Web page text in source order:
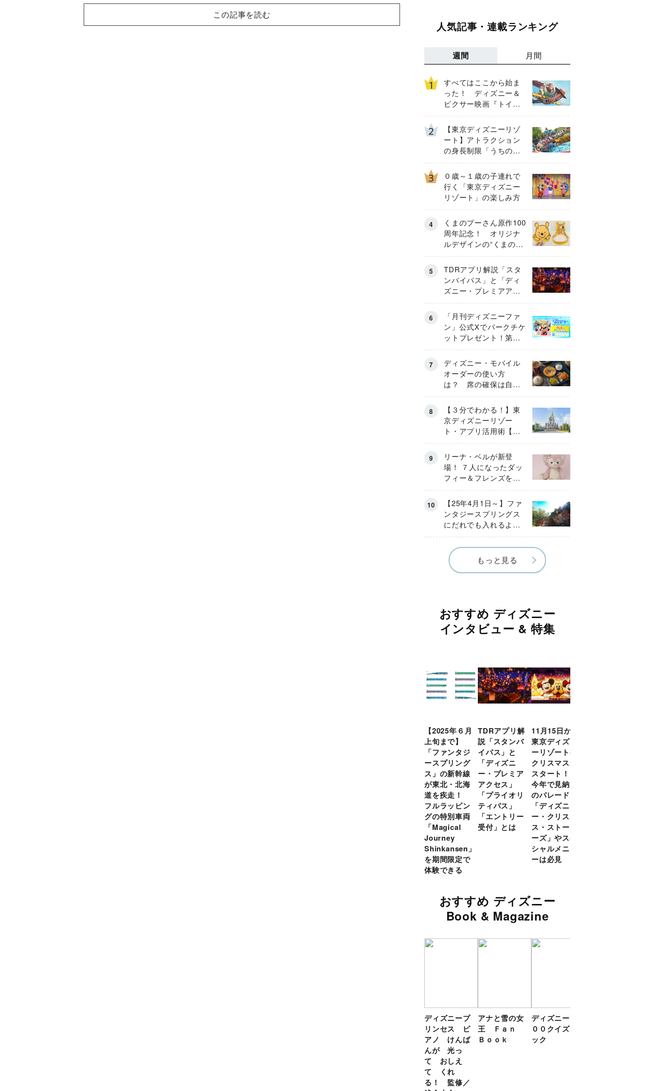
この記事を読む
人気記事・連載ランキング
週間 月間
すべてはここから始ま
った！ ディズニー＆
ピクサー映画『トイ・
ストーリー』の主要キ
ャラクターを紹介
【東京ディズニーリゾ
ート】アトラクション
の身長制限「うちの
子、乗れる？」【81、
90、102、117㎝以上】
０歳～１歳の子連れで
行く「東京ディズニー
リゾート」の楽しみ方
くまのプーさん原作100
周年記念！ オリジナ
ルデザインの“くまのプ
ーさんデコ面”がかわい
すぎる♡
TDRアプリ解説「スタ
ンバイパス」と「ディ
ズニー・プレミアアク
セス」「プライオリテ
ィパス」「エントリー
受付」とは
「月刊ディズニーファ
ン」公式Xでパークチケ
ットプレゼント！第１
弾キャンペーン開始
ディズニー・モバイル
オーダーの使い方
は？ 席の確保は自分
で行う？
【３分でわかる！】東
京ディズニーリゾー
ト・アプリ活用術【グ
ループ作成＆スタンバ
イパス取得方法】
リーナ・ベルが新登
場！ ７人になったダッ
フィー＆フレンズを大
紹介
【25年4月1日～】ファ
ンタジースプリングス
にだれでも入れるよう
になった！ アトラク
ションはどう遊ぶ？
もっと見る
おすすめ ディズニー
インタビュー & 特集
【2025年６月
上旬まで】
「ファンタジ
ースプリング
ス」の新幹線
が東北・北海
道を疾走！
フルラッピン
グの特別車両
「Magical
Journey
Shinkansen」
を期間限定で
体験できる
TDRアプリ解
説「スタンバ
イパス」と
「ディズニ
ー・プレミア
アクセス」
「プライオリ
ティパス」
「エントリー
受付」とは
11月15日から
東京ディズニ
ーリゾートの
クリスマスが
スタート！
今年で見納め
のパレード
「ディズニ
ー・クリスマ
ス・ストーリ
ーズ」やスペ
シャルメニュ
ーは必見
おすすめ ディズニー
Book & Magazine
ディズニープ
リンセス ピ
アノ けんば
んが 光っ
て おしえ
て くれ
る！ 監修／
アナと雪の女
王 Ｆａｎ
Ｂｏｏｋ
ディズニー１
００クイズブ
ック